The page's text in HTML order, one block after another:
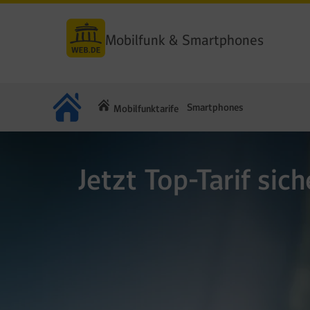
Mobilfunk & Smartphones
Mobilfunktarife Smartphones
Jetzt Top-Tarif